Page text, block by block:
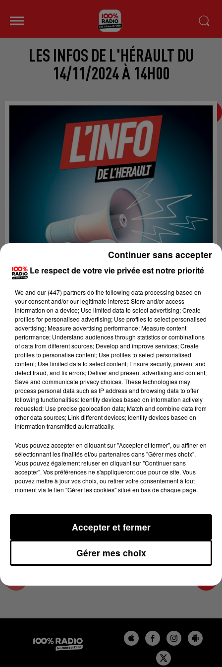
LES INFOS DE L'HÉRAULT DU
14/11/2024 À 14H00
Lecture (2 min 29 sec)
100%
100% Radio les infos de l'Hérault
14 novembre 2024 - 2 min 29 sec
LES INFOS DE L'HÉRAULT DU 14/11/2024 À
14H00
Podcasts infos de l'Hérault
Le respect de votre vie privée est notre priorité
We and our (447) partnersdo the following data processing based on
your consent and/or our legitimate interest: Store and/or access
information on a device; Use limited data to select advertising; Create
profiles for personalised advertising; Use profiles to select personalised
advertising; Measure advertising performance; Measure content
performance; Understand audiences through statistics or combinations
of data from different sources; Develop and improve services; Create
profiles to personalise content; Use profiles to select personalised
content; Use limited data to select content; Ensure security, prevent and
detect fraud, and fix errors; Deliver and present advertising and content;
Save and communicate privacy choices. These technologies may
process personal data such as IP address and browsing data to offer
following functionalities: Identify devices based on information actively
requested; Use precise geolocation data; Match and combine data from
other data sources; Link different devices; Identify devices based on
information transmitted automatically.
Vous pouvez accepter en cliquant sur "Accepter et fermer", ou affiner en
sélectionnant les finalités et/ou partenaires dans "Gérer mes choix".
Vous pouvez également refuser en cliquant sur "Continuer sans
accepter". Vos préférences ne s'appliqueront que pour ce site. Vous
pouvez mettre à jour vos choix, ou retirer votre consentement à tout
moment via le lien "Gérer les cookies" situé en bas de chaque page.
Gérer mes choix
Accepter et fermer
Continuer sans accepter